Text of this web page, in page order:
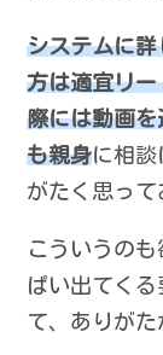
システムに
方は適宜リ
際には動画
も親身に相
がたく思って
こういうの
ぱい出てく
て、ありがた